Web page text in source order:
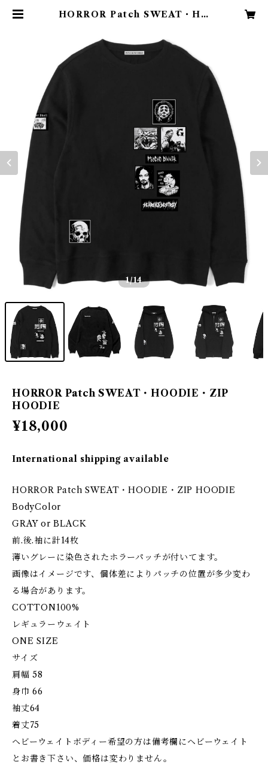
HORROR Patch SWEAT・HO
1/14
HORROR Patch SWEAT・HOODIE・ZIP
HOODIE
¥18,000
International shipping available
HORROR Patch SWEAT・HOODIE・ZIP HOODIE
BodyColor
GRAY or BLACK
前.後.袖に計14枚
薄いグレーに染色されたホラーパッチが付いてます。
画像はイメージです、個体差によりパッチの位置が多少変わ
る場合があります。
COTTON100%
レギュラーウェイト
ONE SIZE
サイズ
肩幅 58
身巾 66
袖丈64
着丈75
ヘビーウェイトボディー希望の方は備考欄にヘビーウェイト
とお書き下さい、価格は変わりません。